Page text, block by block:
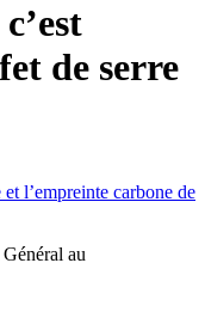
de serre
l’empreinte carbone de
au